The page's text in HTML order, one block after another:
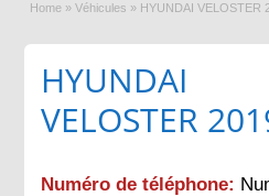
Home » Véhicules » HYUNDAI VELOSTER
HYUNDAI
VELOSTER
Numéro de téléphone: